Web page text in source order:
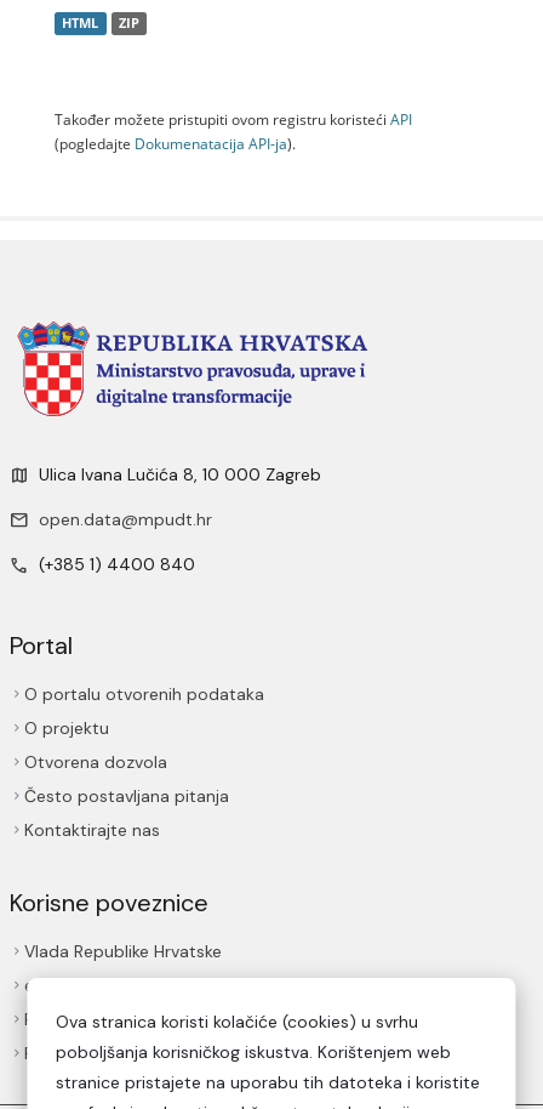
HTML ZIP
Također možete pristupiti ovom registru koristeći API
(pogledajte Dokumenаtаcijа API-jа).